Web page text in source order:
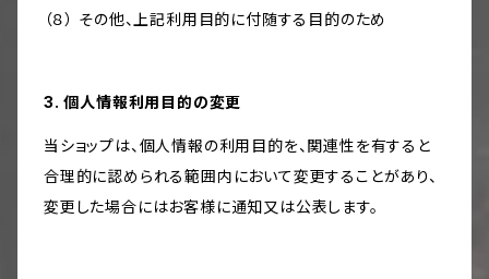
（８） その他、上記利用目的に付随する目的のため
3. 個人情報利用目的の変更
当ショップは、個人情報の利用目的を、関連性を有すると
合理的に認められる範囲内において変更することがあり、
変更した場合にはお客様に通知又は公表します。